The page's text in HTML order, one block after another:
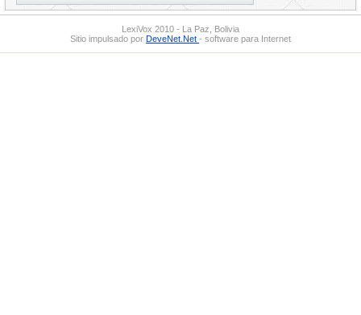
LexiVox 2010 - La Paz, Bolivia
Sitio impulsado por DeveNet.Net - software para Internet